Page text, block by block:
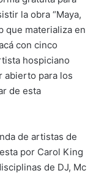
la obra “Maya,
que materializa en
con cinco
hospiciano
abierto para los
de esta
de artistas de
por Carol King
de DJ, Mc